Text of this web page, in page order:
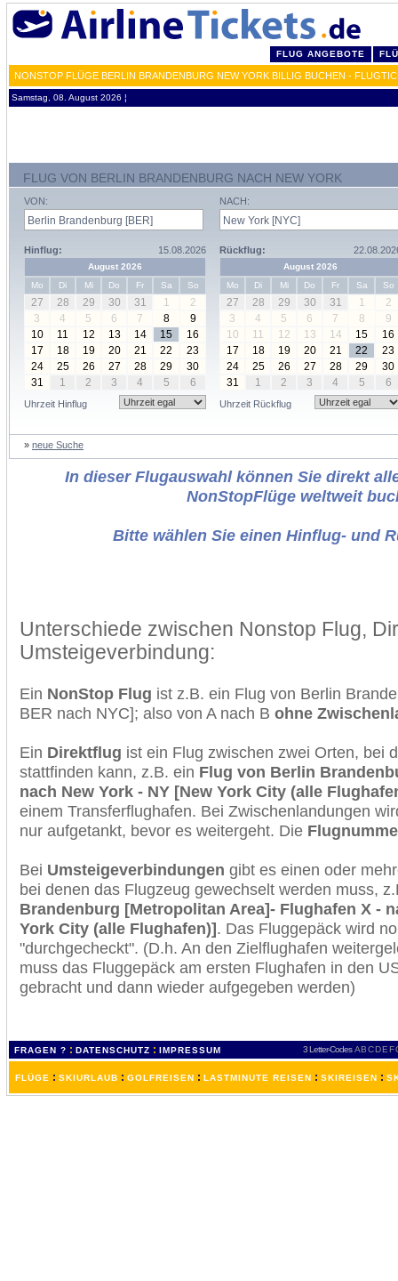
FLUG ANGEBOTE
NONSTOP FLÜGE BERLIN BRANDENBURG NEW YORK BILLIG BUCHEN -
Samstag, 08. August 2026 ¦
FLUG VON BERLIN BRANDENBURG NACH NEW YORK
VON:
Hinflug: 15.08.2026
August 2026
Mo
Di Mi Do Fr Sa So
27 28 29 30 31 1
2
3
4 5 6 7 8
9
10
11 12 13 14 15
16
17
18 19 20 21 22
23
24
25 26 27 28 29
30
31
1 2 3 4 5 6
Uhrzeit Hinflug
NACH:
Rückflug:
August 2026
Mo
Di Mi Do Fr Sa So
27 28 29 30 31 1
2
3
4 5 6 7 8
9
10
11 12 13 14 15
16
17
18 19 20 21 22
23
24
25 26 27 28 29
30
31
1 2 3 4 5 6
Uhrzeit Rückflug
» neue Suche
In dieser Flugauswahl können Sie direkt
NonStopFlüge weltweit
Bitte wählen Sie einen Hinflug- und
Unterschiede zwischen Nonstop Flug,
Umsteigeverbindung:
Ein NonStop Flug ist z.B. ein Flug von Berlin
BER nach NYC]; also von A nach B ohne
Ein Direktflug ist ein Flug zwischen zwei Orten, bei
stattfinden kann, z.B. ein Flug von Berlin
nach New York - NY [New York City (alle
einem Transferflughafen. Bei Zwischenlandungen
nur aufgetankt, bevor es weitergeht. Die
Bei Umsteigeverbindungen gibt es einen oder
bei denen das Flugzeug gewechselt werden muss,
Brandenburg [Metropolitan Area]- Flughafen X -
York City (alle Flughafen)]. Das Fluggepäck wird
"durchgecheckt". (D.h. An den Zielflughafen
muss das Fluggepäck am ersten Flughafen in den
gebracht und dann wieder aufgegeben werden)
FRAGEN ? : DATENSCHUTZ : IMPRESSUM 3 Letter-Codes ABCDEF
FLÜGE : SKIURLAUB : GOLFREISEN : LASTMINUTE REISEN : SKIREISEN :